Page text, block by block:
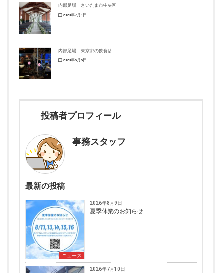
内部足場 さいたま市中央区
2023年7月1日
内部足場 東京都の飲食店
2023年6月6日
投稿者プロフィール
事務スタッフ
最新の投稿
ニュース
2026年8月9日
夏季休業のお知らせ
2026年7月10日